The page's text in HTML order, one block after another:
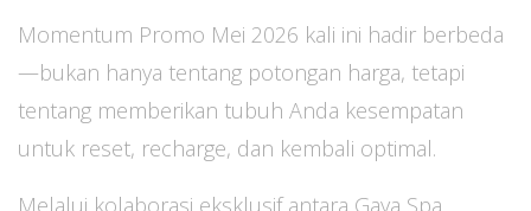
Momentum Promo Mei 2026 kali ini hadir berbeda
—bukan hanya tentang potongan harga, tetapi
tentang memberikan tubuh Anda kesempatan
untuk reset, recharge, dan kembali optimal.
Melalui kolaborasi eksklusif antara Gaya Spa